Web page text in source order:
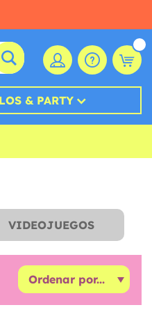
& PARTY
VIDEOJUEGOS